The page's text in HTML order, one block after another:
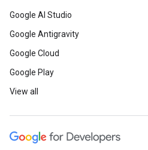
Google AI Studio
Google Antigravity
Google Cloud
Google Play
View all